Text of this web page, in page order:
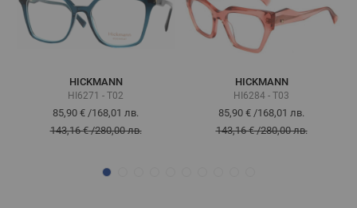
HICKMANN
HI6271 - T02
85,90 € /168,01 лв.
143,16 €/280,00 лв.
HICKMANN
HI6284 - T03
85,90 € /168,01 лв.
143,16 €/280,00 лв.